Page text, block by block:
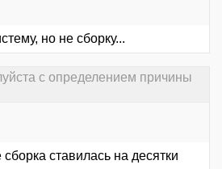
но не сборку...
с определением причины
ставилась на десятки